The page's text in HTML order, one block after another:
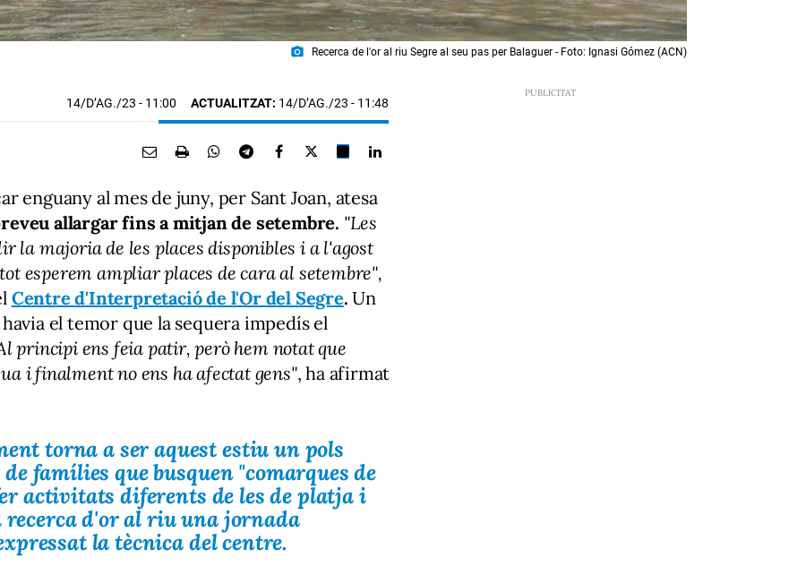
photo_camera Recerca de l'or al riu Segre al seu pas per Balaguer - Foto: Ignasi Gómez (ACN)
14/D’AG./23 - 11:00 ACTUALITZAT: 14/D’AG./23 - 11:48
enguany al mes de juny, per Sant Joan, atesa
allargar fins a mitjan de setembre. "Les
la majoria de les places disponibles i a l'agost
esperem ampliar places de cara al setembre",
Centre d'Interpretació de l'Or del Segre. Un
el temor que la sequera impedís el
principi ens feia patir, però hem notat que
i finalment no ens ha afectat gens", ha afirmat
torna a ser aquest estiu un pols
famílies que busquen"comarques de
activitats diferents de les de platja i
recerca d'or al riu una jornada
la tècnica del centre.